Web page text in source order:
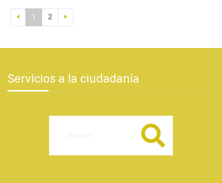
1 2
Servicios a la ciudadanía
Buscar